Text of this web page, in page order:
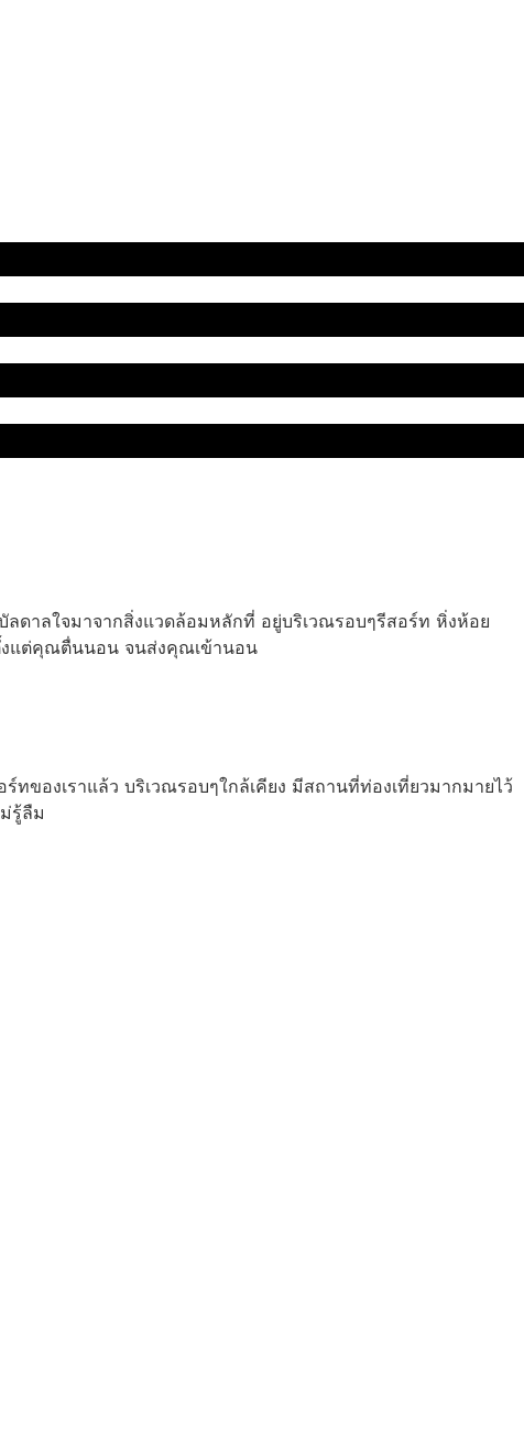
ดาลใจมาจากสิ่งแวดล้อมหลักที่ อยู่บริเวณรอบๆรีสอร์ท หิ่งห้อย
งแต่คุณตื่นนอน จนส่งคุณเข้านอน
ของเราแล้ว บริเวณรอบๆใกล้เคียง มีสถานที่ท่องเที่ยวมากมายไว้
รู้ลืม